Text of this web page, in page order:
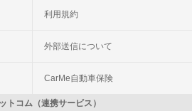
利用規約
外部送信について
CarMe自動車保険
トコム（連携サービス）